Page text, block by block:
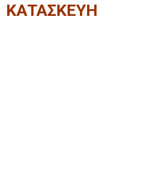
ΚΑΤΑΣΚΕΥΗ